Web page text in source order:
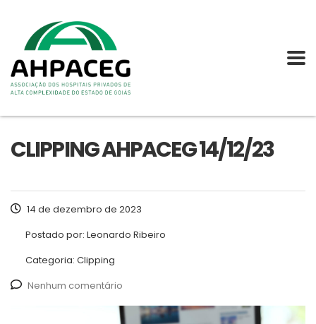
CLIPPING AHPACEG 14/12/23
14 de dezembro de 2023
Postado por: Leonardo Ribeiro
Categoria: Clipping
Nenhum comentário